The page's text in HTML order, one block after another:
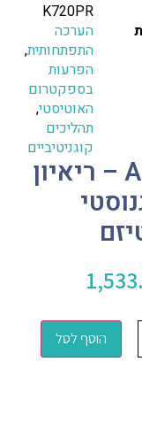
K720PR
הערכה
התפתחותית,
הפרעות
בספקטרום
האוטיסטי,
תהליכים
קוגניטיביים
ADI-R – ריאיון
הוסף לסל